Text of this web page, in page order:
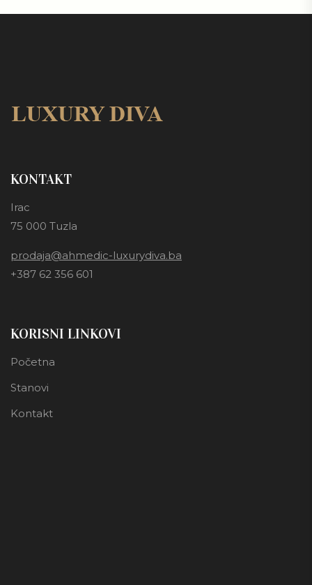
KONTAKT
Irac
75 000 Tuzla
prodaja@ahmedic-luxurydiva.ba
+387 62 356 601
KORISNI LINKOVI
Početna
Stanovi
Kontakt